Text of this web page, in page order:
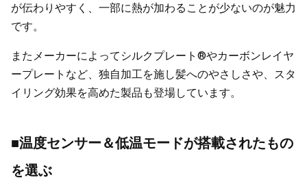
が伝わりやすく、一部に熱が加わることが少ないのが魅力
です。
またメーカーによってシルクプレート®やカーボンレイヤ
ープレートなど、独自加工を施し髪へのやさしさや、スタ
イリング効果を高めた製品も登場しています。
■温度センサー＆低温モードが搭載されたもの
を選ぶ